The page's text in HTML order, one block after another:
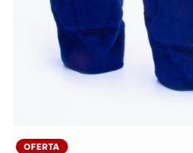
OFERTA